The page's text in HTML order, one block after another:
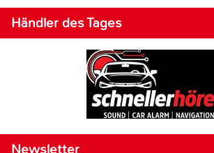
Händler des Tages
Newsletter